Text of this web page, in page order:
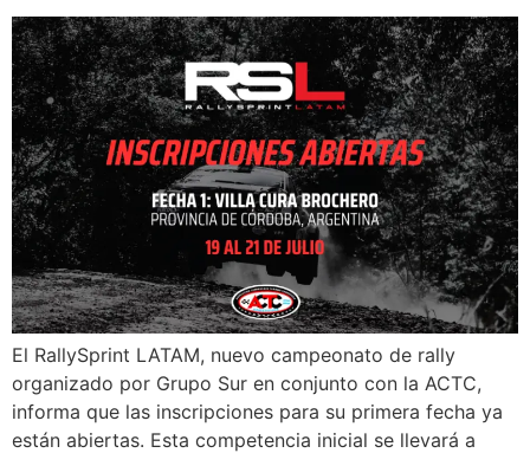
El RallySprint LATAM, nuevo campeonato de rally
organizado por Grupo Sur en conjunto con la ACTC,
informa que las inscripciones para su primera fecha ya
están abiertas. Esta competencia inicial se llevará a